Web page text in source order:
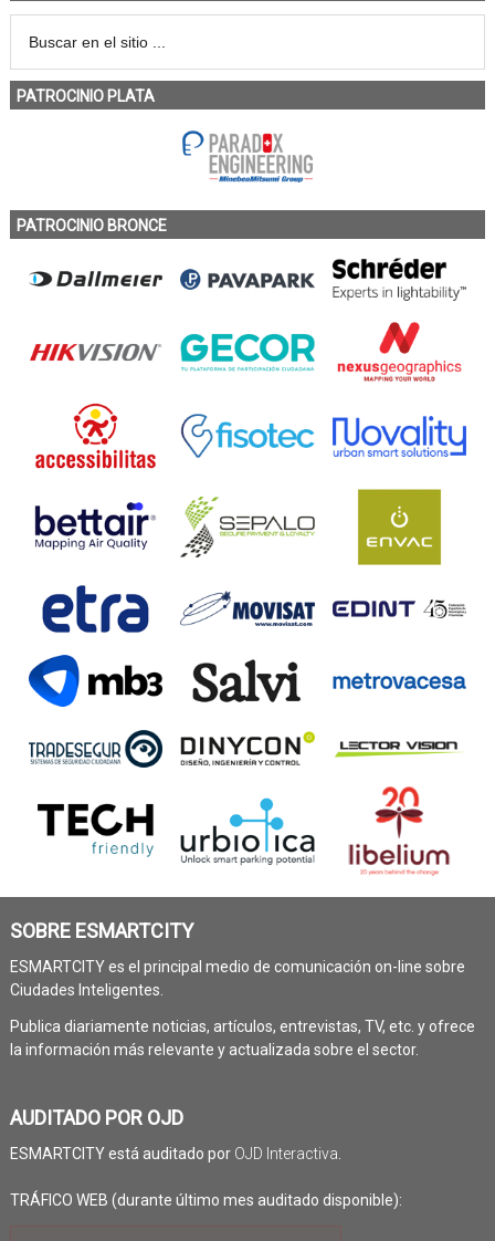
PATROCINIO PLATA
PATROCINIO BRONCE
SOBRE ESMARTCITY
ESMARTCITY es el principal medio de comunicación on-line sobre
Ciudades Inteligentes.
Publica diariamente noticias, artículos, entrevistas, TV, etc. y ofrece
la información más relevante y actualizada sobre el sector.
AUDITADO POR OJD
ESMARTCITY está auditado por OJD Interactiva
TRÁFICO WEB (durante último mes auditado disponible):